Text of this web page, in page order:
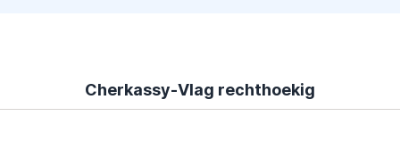
Cherkassy-Vlag rechthoekig